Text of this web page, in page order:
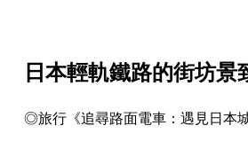
日本輕軌鐵路的街坊景
◎旅行《追尋路面電車：遇見日本城